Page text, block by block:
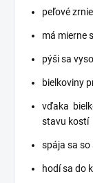
peľové
má mierne
pýši sa
bielkoviny
vďaka
stavu kostí
spája sa
hodí sa do